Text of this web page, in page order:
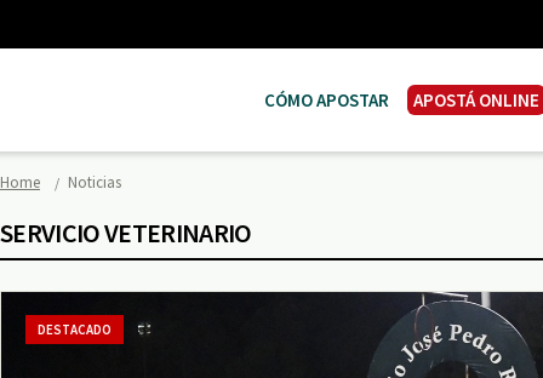
CÓMO APOSTAR APOSTÁ ONLINE
Home Noticias
SERVICIO VETERINARIO
DESTACADO